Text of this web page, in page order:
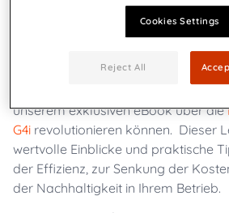
unserem exklusiven eBook über die
G4i revolutionieren können. Dieser
wertvolle Einblicke und praktische
der Effizienz, zur Senkung der
der Nachhaltigkeit in Ihrem Betrieb.
Cookies Settings
Reject All